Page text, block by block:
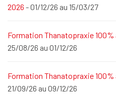
2026 - 01/12/26 au 15/03/27
Formation Thanatopraxie
25/08/26 au 01/12/26
Formation Thanatopraxie
21/09/26 au 09/12/26